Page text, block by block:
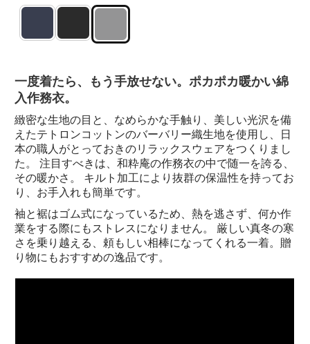
一度着たら、もう手放せない。ポカポカ暖かい綿
入作務衣。
緻密な生地の目と、なめらかな手触り、美しい光沢を備
えたテトロンコットンのバーバリー織生地を使用し、日
本の職人がとっておきのリラックスウェアをつくりまし
た。 注目すべきは、和粋庵の作務衣の中で随一を誇る、
その暖かさ。 キルト加工により抜群の保温性を持ってお
り、お手入れも簡単です。
袖と裾はゴム式になっているため、熱を逃さず、何か作
業をする際にもストレスになりません。 厳しい真冬の寒
さを乗り越える、頼もしい相棒になってくれる一着。贈
り物にもおすすめの逸品です。